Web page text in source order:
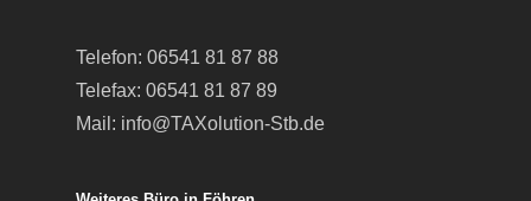
Telefon: 06541 81 87 88
Telefax: 06541 81 87 89
Mail: info@TAXolution-Stb.de